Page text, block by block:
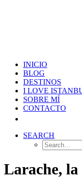
INICIO
BLOG
DESTINOS
I LOVE
SOBRE MÍ
CONTACTO
SEARCH
Larache,